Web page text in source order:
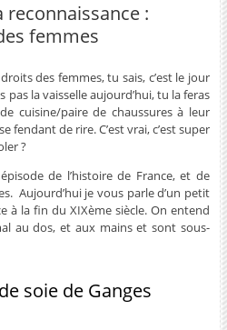
reconnaissance :
femmes
des femmes, tu sais, c’est le jour
pas la vaisselle aujourd’hui, tu la feras
cuisine/paire de chaussures à leur
fendant de rire. C’est vrai, c’est super
?
de l’histoire de France, et de
Aujourd’hui je vous parle d’un petit
à la fin du XIXème siècle. On entend
au dos, et aux mains et sont sous-
soie de Ganges